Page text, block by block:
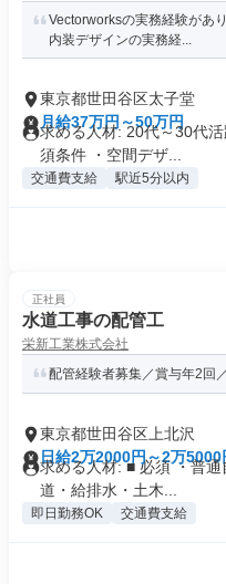
Vectorworksの実務経験があ
内装デザインの実務経...
東京都世田谷区太子堂
月給37万円～50万円
求める人材: 20代～30代
須条件 ・空間デザ...
交通費支給 駅近5分以内
正社員
水道工事の配管工
栄新工業株式会社
配管経験者募集／賞与年2回
東京都世田谷区上北沢
日給2万2000円～2万5000
求める人材: ■ 必須 ・普
道・給排水・土木...
即日勤務OK 交通費支給